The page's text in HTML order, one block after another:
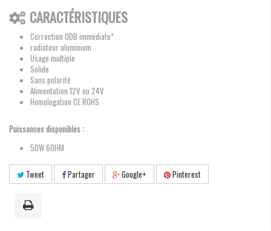
CARACTÉRISTIQUES
Correction ODB immédiate*
radiateur aluminium
Usage multiple
Solide
Sans polarité
Alimentation 12V ou 24V
Homologation CE ROHS
Puissances disponibles :
50W 6OHM
Tweet Partager Google+ Pinterest